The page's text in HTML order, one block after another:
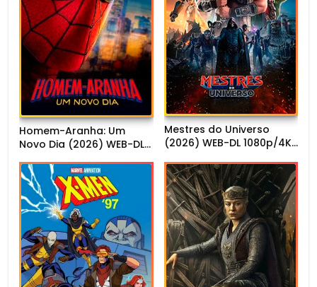
Homem-Aranha: Um
Novo Dia (2026) WEB-DL
Mestres do Universo
(2026) WEB-DL 1080p/4K